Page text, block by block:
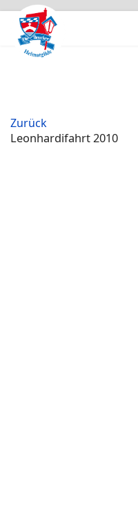
Zurück
Leonhardifahrt 2010